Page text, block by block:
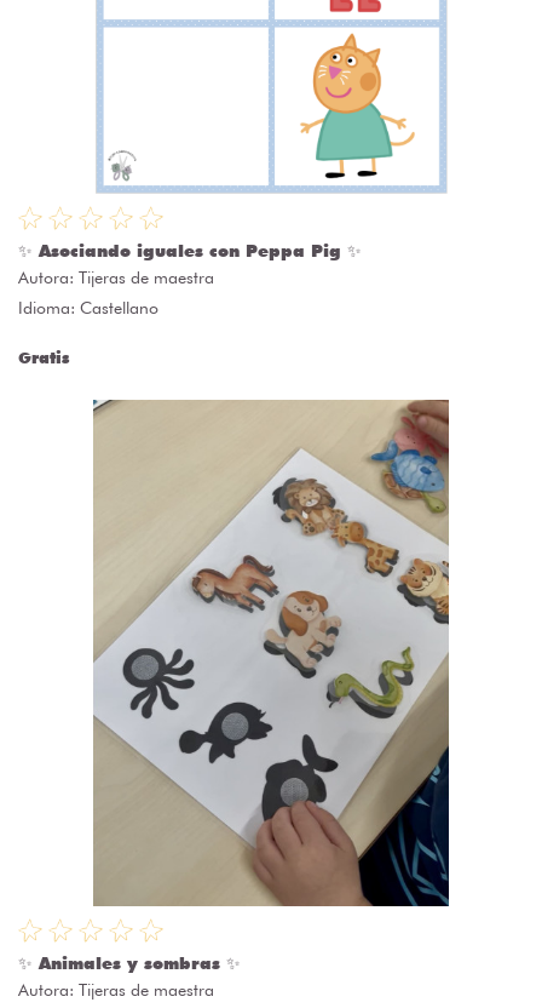
✨ Asociando iguales con Peppa Pig ✨
Autora: Tijeras de maestra
Idioma: Castellano
Gratis
✨ Animales y sombras ✨
Autora: Tijeras de maestra